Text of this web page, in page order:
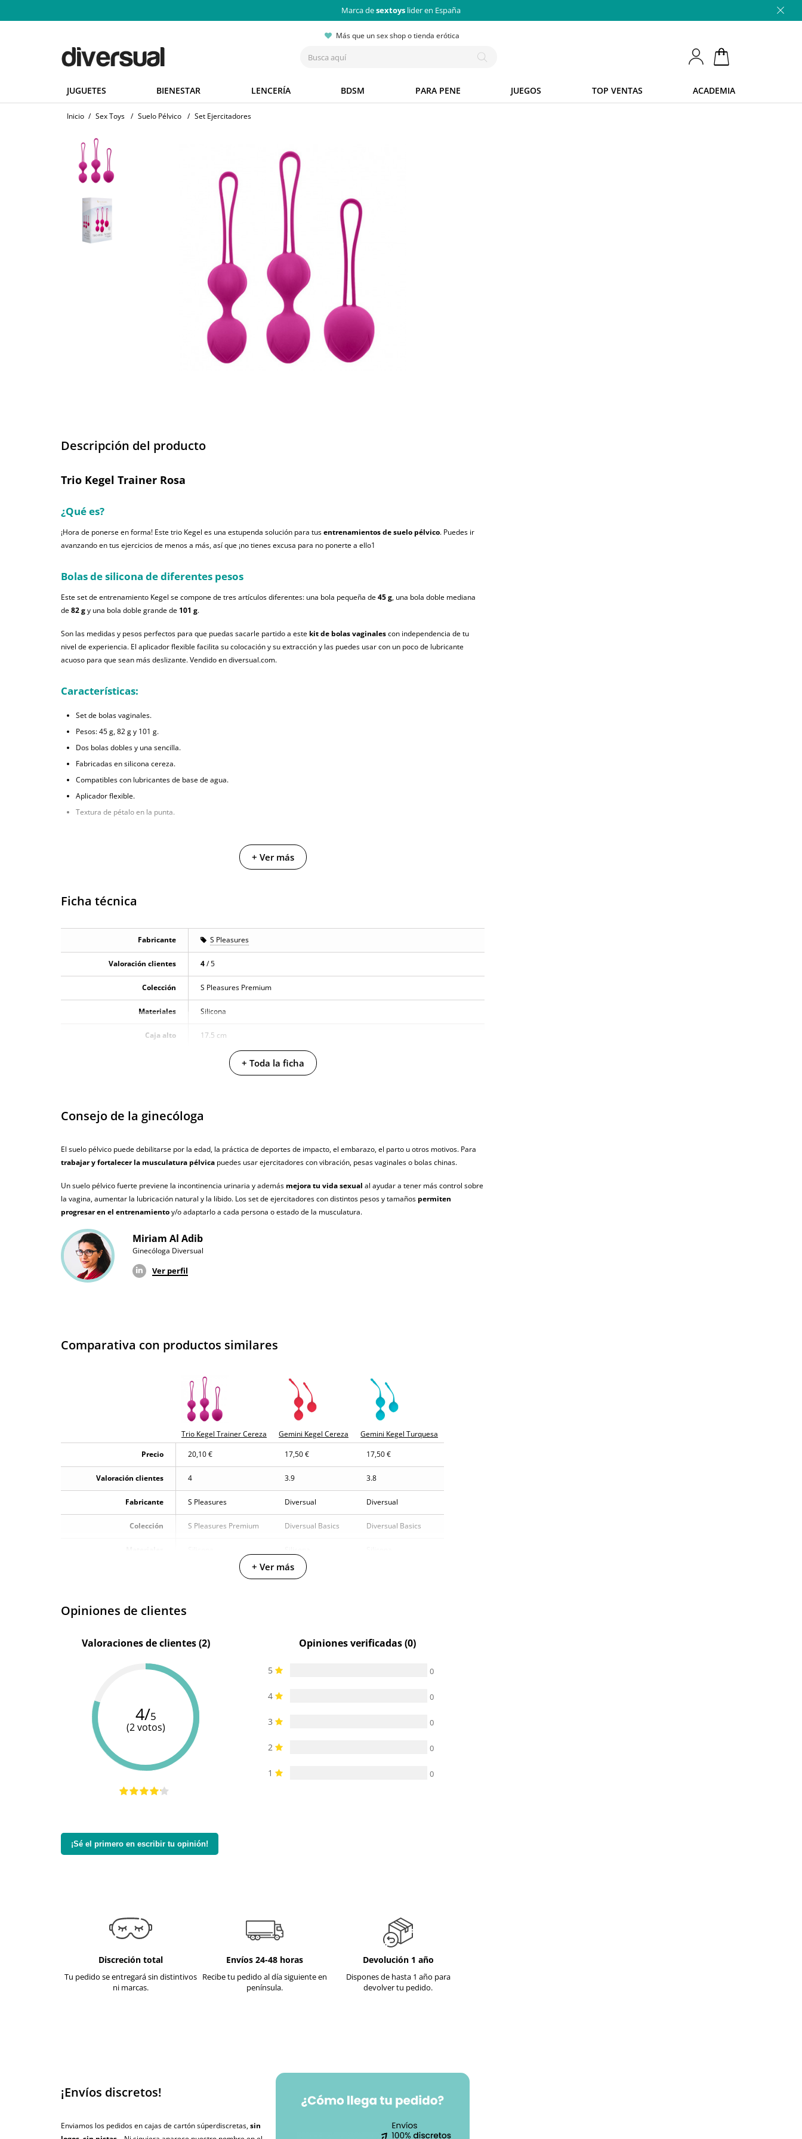
Marca desextoys lider en España
Más que un sex shop o tienda erótica
JUGUETES BIENESTAR LENCERÍA BDSM PARA PENE JUEGOS TOP VENTAS ACADEMIA
Inicio / Sex Toys / Suelo Pélvico / Set Ejercitadores
Descripción del producto
Trio Kegel Trainer Rosa
¿Qué es?
¡Hora de ponerse en forma! Este trio Kegel es una estupenda solución para tusentrenamientos de suelo pélvico. Puedes ir
avanzando en tus ejercicios de menos a más, así que ¡no tienes excusa para no ponerte a ello1
Bolas de silicona de diferentes pesos
Este set de entrenamiento Kegel se compone de tres artículos diferentes: una bola pequeña de45 g, una bola doble mediana
de82 gy una bola doble grande de 101 g.
Son las medidas y pesos perfectos para que puedas sacarle partido a este kit de bolas vaginalescon independencia de tu
nivel de experiencia. El aplicador flexible facilita su colocación y su extracción y las puedes usar con un poco de lubricante
acuoso para que sean más deslizante. Vendido en diversual.com.
Características:
Set de bolas vaginales.
Pesos: 45 g, 82 g y 101 g.
Dos bolas dobles y una sencilla.
Fabricadas en silicona cereza.
Compatibles con lubricantes de base de agua.
Aplicador flexible.
Textura de pétalo en la punta.
+ Ver más
Ficha técnica
Fabricante S Pleasures
Valoración clientes 4/ 5
Colección S Pleasures Premium
Materiales Silicona
Caja alto 17.5 cm
No testado en animales
Garantías 3 años de garantía
¿Cuándo lo recibo?
+ Toda la ficha
Consejo de la ginecóloga
El suelo pélvico puede debilitarse por la edad, la práctica de deportes de impacto, el embarazo, el parto u otros motivos. Para
trabajar y fortalecer la musculatura pélvica puedes usar ejercitadores con vibración, pesas vaginales o bolas chinas.
Un suelo pélvico fuerte previene la incontinencia urinaria y además mejora tu vida sexual al ayudar a tener más control sobre
la vagina, aumentar la lubricación natural y la libido. Los set de ejercitadores con distintos pesos y tamaños permiten
progresar en el entrenamientoy/o adaptarlo a cada persona o estado de la musculatura.
Miriam Al Adib
Ginecóloga Diversual
Ver perfil
Comparativa con productos similares
Trio Kegel Trainer Cereza Gemini Kegel Cereza
Gemini Kegel Turquesa
Precio
20,10 € 17,50 € 17,50 €
Valoración clientes 4 3.9 3.8
Fabricante S Pleasures Diversual Diversual
Colección S Pleasures Premium Diversual Basics Diversual Basics
+ Ver más
Opiniones de clientes
Valoraciones de clientes (2)
4/5
(2 votos)
Opiniones verificadas (0)
5 0
4 0
3 0
2 0
1 0
¡Sé el primero en escribir tu opinión!
Discreción total
Tu pedido se entregará sin distintivos
ni marcas.
Envíos 24-48 horas
Recibe tu pedido al día siguiente en
península.
Devolución 1 año
Dispones de hasta 1 año para
devolver tu pedido.
¡Envíos discretos!
Enviamos los pedidos en cajas de cartón súperdiscretas,sin